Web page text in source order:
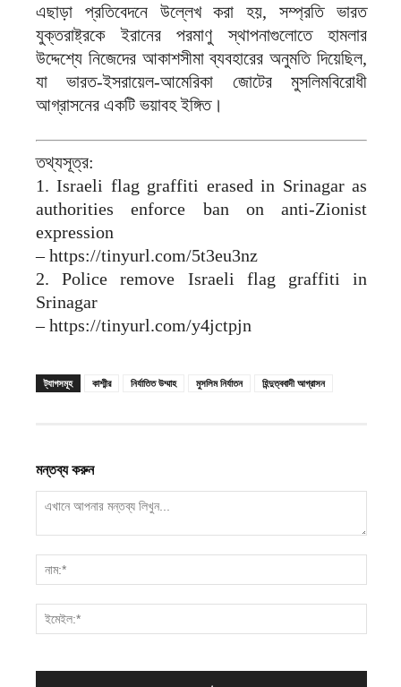
এছাড়া প্রতিবেদনে উল্লেখ করা হয়, সম্প্রতি ভারত
যুক্তরাষ্ট্রকে ইরানের পরমাণু স্থাপনাগুলোতে হামলার
উদ্দেশ্যে নিজেদের আকাশসীমা ব্যবহারের অনুমতি দিয়েছিল,
যা ভারত-ইসরায়েল-আমেরিকা জোটের মুসলিমবিরোধী
আগ্রাসনের একটি ভয়াবহ ইঙ্গিত।
তথ্যসূত্র:
1. Israeli flag graffiti erased in Srinagar as
authorities enforce ban on anti-Zionist
expression
– https://tinyurl.com/5t3eu3nz
2. Police remove Israeli flag graffiti in
Srinagar
– https://tinyurl.com/y4jctpjn
ট্যাগসমূহ কাশ্মীর নির্যাতিত উম্মাহ মুসলিম নির্যাতন হিন্দুত্ববাদী আগ্রাসন
মন্তব্য করুন